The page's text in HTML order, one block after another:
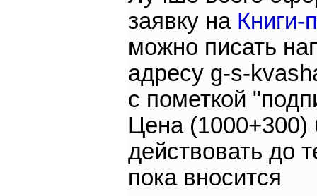
заявку на Книги-
можно писать
адресу g-s-
с пометкой
Цена (1000+300)
действовать до
пока вносится